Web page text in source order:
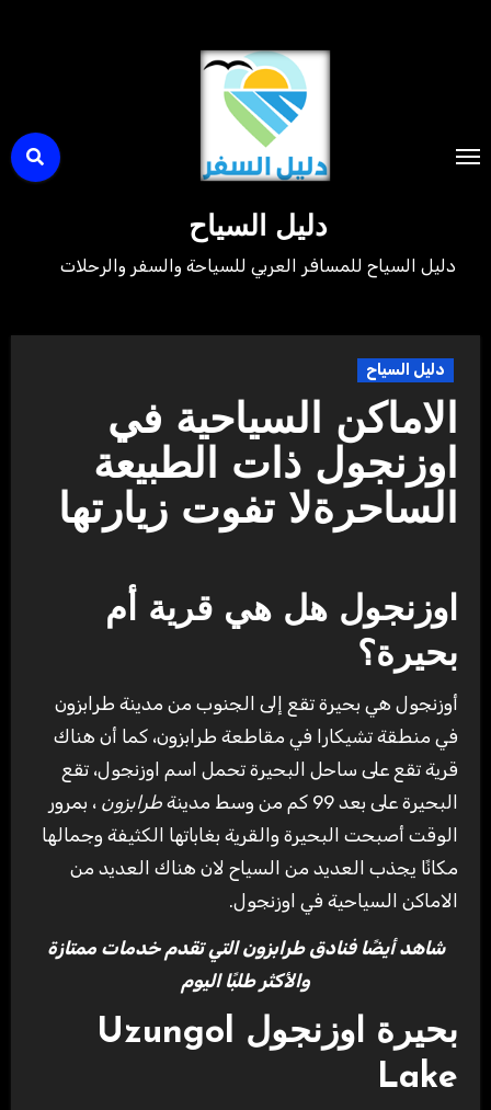
دليل السياح
دليل السياح للمسافر العربي للسياحة والسفر والرحلات
دليل السياح
الاماكن السياحية في
اوزنجول ذات الطبيعة
الساحرةلا تفوت زيارتها
اوزنجول هل هي قرية أم
بحيرة؟
أوزنجول هي بحيرة تقع إلى الجنوب من مدينة طرابزون
في منطقة تشيكارا في مقاطعة طرابزون، كما أن هناك
قرية تقع على ساحل البحيرة تحمل اسم اوزنجول، تقع
البحيرة على بعد 99 كم من وسط مدينة
طرابزون ، بمرور
الوقت أصبحت البحيرة والقرية بغاباتها الكثيفة وجمالها
مكانًا يجذب العديد من السياح لان هناك العديد من
الاماكن السياحية في اوزنجول.
شاهد أيضًا فنادق طرابزون التي تقدم خدمات ممتازة
والأكثر طلبًا اليوم
بحيرة اوزنجول Uzungol
Lake